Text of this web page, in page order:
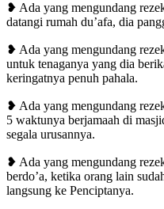
❥ Ada yang mengundang
datangi rumah du’afa, dia
❥ Ada yang mengundang
untuk tenaganya yang dia
keringatnya penuh pahala.
❥ Ada yang mengundang
5 waktunya berjamaah di
segala urusannya.
❥ Ada yang mengundang
berdo’a, ketika orang lain
langsung ke Penciptanya.